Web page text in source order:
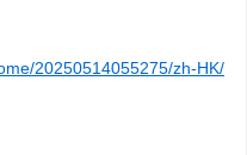
20250514055275/zh-HK/